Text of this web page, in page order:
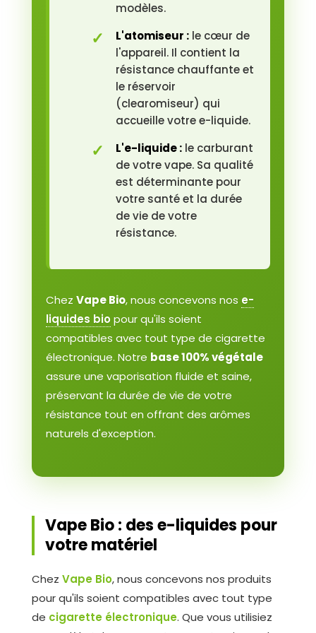
modèles.
L'atomiseur : le cœur de
l'appareil. Il contient la
résistance chauffante et
le réservoir
(clearomiseur) qui
accueille votre e-liquide.
L'e-liquide : le carburant
de votre vape. Sa qualité
est déterminante pour
votre santé et la durée
de vie de votre
résistance.
Chez Vape Bio, nous concevons nos e-
liquides biopour qu'ils soient
compatibles avec tout type de cigarette
électronique. Notre base 100% végétale
assure une vaporisation fluide et saine,
préservant la durée de vie de votre
résistance tout en offrant des arômes
naturels d'exception.
Vape Bio : des e-liquides pour
votre matériel
Chez Vape Bio, nous concevons nos produits
pour qu'ils soient compatibles avec tout type
de cigarette électronique. Que vous utilisiez